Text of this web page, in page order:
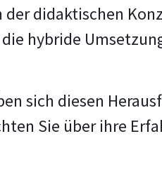
didaktischen
hybride
sich diesen
Sie über ihre